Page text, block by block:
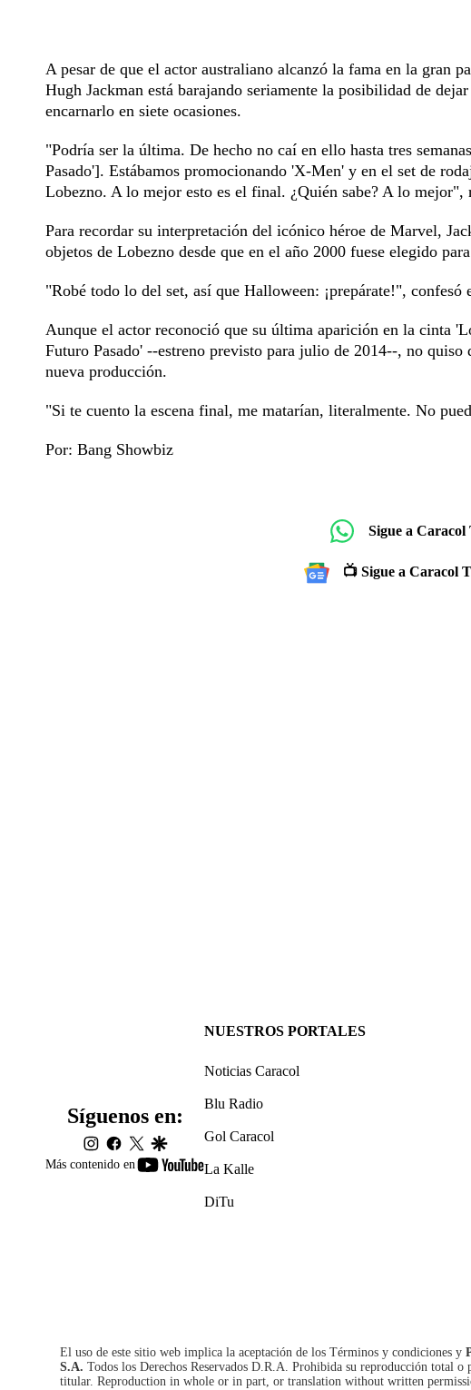
A pesar de que el actor australiano alcanzó la fama en la gran
Hugh Jackman está barajando seriamente la posibilidad de
encarnarlo en siete ocasiones.
"Podría ser la última. De hecho no caí en ello hasta tres
Pasado']. Estábamos promocionando 'X-Men' y en el set de
Lobezno. A lo mejor esto es el final. ¿Quién sabe? A lo
Para recordar su interpretación del icónico héroe de Marvel,
objetos de Lobezno desde que en el año 2000 fuese elegido
"Robé todo lo del set, así que Halloween: ¡prepárate!", confesó
Aunque el actor reconoció que su última aparición en la cinta
Futuro Pasado' --estreno previsto para julio de 2014--, no
nueva producción.
"Si te cuento la escena final, me matarían, literalmente. No
Por: Bang Showbiz
Sigue a
📺 Sigue a Caracol
Más contenido en
youtube-
Síguenos en:
instagram
facebook
twittergoogle
NUESTROS PORTALES
Noticias Caracol
Blu Radio
Gol Caracol
La Kalle
DiTu
El uso de este sitio web implica la aceptación de los Términos y condiciones y
S.A. Todos los Derechos Reservados D.R.A. Prohibida su reproducción total
titular. Reproduction in whole or in part, or translation without written